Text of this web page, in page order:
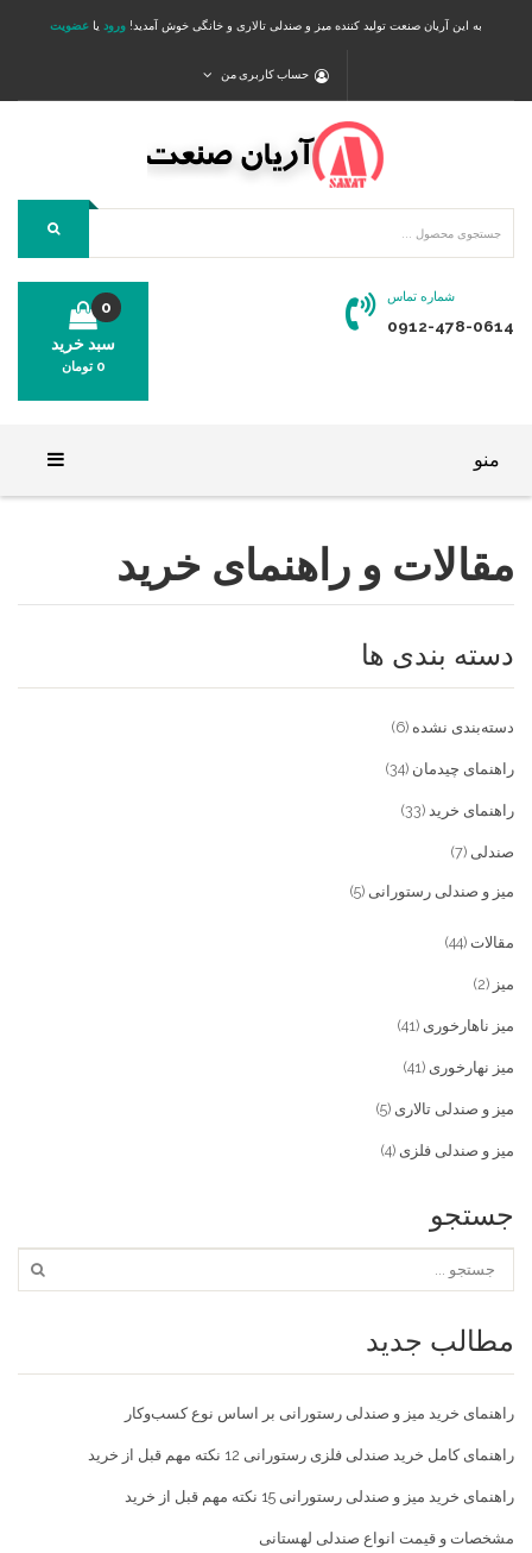
به این آریان صنعت تولید کننده میز و صندلی تالاری و خانگی خوش آمدید! ورود یا عضویت
حساب کاربری من
شماره تماس
0912-478-0614
سبد خرید
0
0 تومان
منو
فروشگاه
میز و صندلی خانگی
تماس با ما
خدمات
تماس با ما
سوالات متداول
پیش پرداخت
مقالات و راهنمای خرید
دسته بندی ها
دسته‌بندی نشده (6)
راهنمای چیدمان (34)
راهنمای خرید (33)
صندلی (7)
میز و صندلی رستورانی (5)
مقالات (44)
میز (2)
میز ناهارخوری (41)
میز نهارخوری (41)
میز و صندلی تالاری (5)
میز و صندلی فلزی (4)
جستجو
مطالب جدید
راهنمای خرید میز و صندلی رستورانی بر اساس نوع کسب‌و‌کار
راهنمای کامل خرید صندلی فلزی رستورانی 12 نکته مهم قبل از خرید
راهنمای خرید میز و صندلی رستورانی 15 نکته مهم قبل از خرید
مشخصات و قیمت انواع صندلی لهستانی